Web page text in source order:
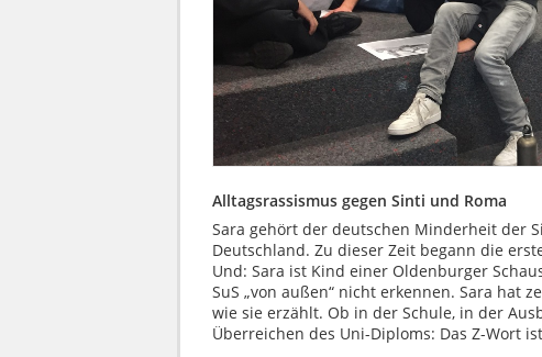
Alltagsrassismus gegen Sinti und Roma
Sara gehört der deutschen Minderheit der
Deutschland. Zu dieser Zeit begann die
Und: Sara ist Kind einer Oldenburger
SuS „von außen“ nicht erkennen. Sara hat
wie sie erzählt. Ob in der Schule, in der
Überreichen des Uni-Diploms: Das Z-Wort